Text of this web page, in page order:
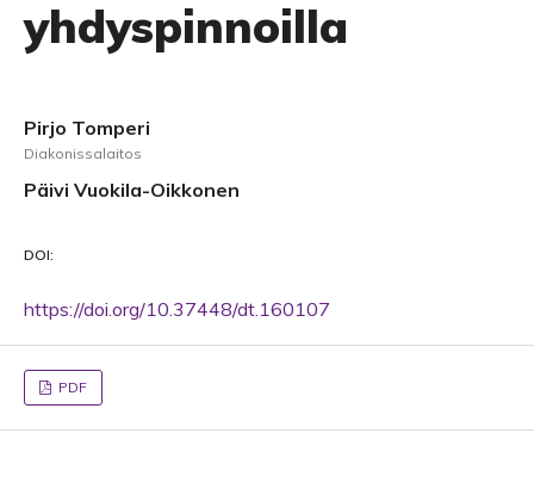
yhdyspinnoilla
Pirjo Tomperi
Diakonissalaitos
Päivi Vuokila-Oikkonen
DOI:
https://doi.org/10.37448/dt.160107
PDF